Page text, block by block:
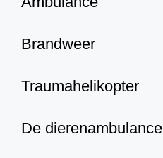
Brandweer
Traumahelikopter
De dierenambulance